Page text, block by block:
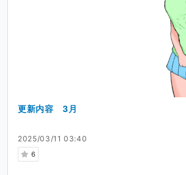
2025/03/11 03:40
6
更新内容 3月